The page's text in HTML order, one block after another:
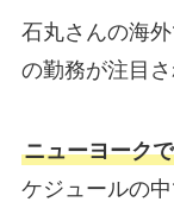
石丸さんの海
の勤務が注目さ
ニューヨーク
ケジュールの